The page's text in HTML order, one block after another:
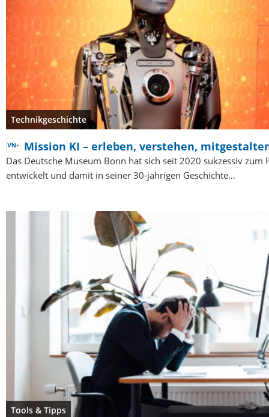
Technikgeschichte
Mission KI – erleben, verstehen,
Das Deutsche Museum Bonn hat sich seit 2020 sukzessiv zum
entwickelt und damit in seiner 30-jährigen Geschichte…
Tools & Tipps